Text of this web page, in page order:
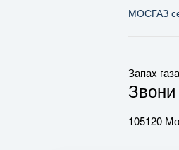
МОСГАЗ
Запах
105120